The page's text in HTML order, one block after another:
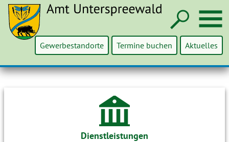
Gewerbestandorte Termine buchen Aktuelles
Dienstleistungen